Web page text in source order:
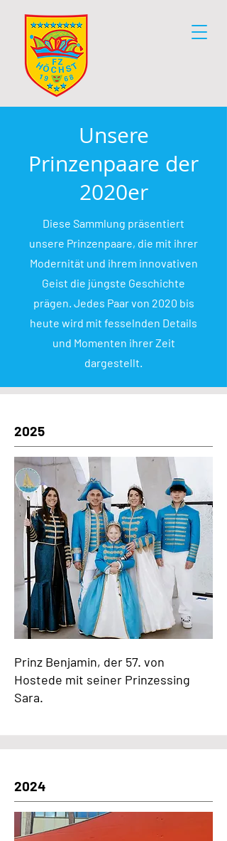
Unsere
Prinzenpaare der
2020er
Diese Sammlung präsentiert
unsere Prinzenpaare, die mit ihrer
Modernität und ihrem innovativen
Geist die jüngste Geschichte
prägen. Jedes Paar von 2020 bis
heute wird mit fesselnden Details
und Momenten ihrer Zeit
dargestellt.
2025
Prinz Benjamin, der 57. von
Hostede mit seiner Prinzessing
Sara.
2024